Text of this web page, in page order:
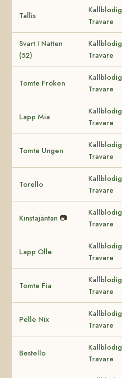
Tallis
Kallblodig
Travare
Svart I Natten
(52)
Kallblodig
Travare
Tomte Fröken
Kallblodig
Travare
Lapp Mia
Kallblodig
Travare
Tomte Ungen
Kallblodig
Travare
Torello
Kallblodig
Travare
Kinstajäntan 📷
Kallblodig
Travare
Lapp Olle
Kallblodig
Travare
Tomte Fia
Kallblodig
Travare
Pelle Nix
Kallblodig
Travare
Bestello
Kallblodig
Travare